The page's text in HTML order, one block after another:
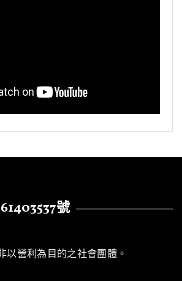
號
以營利為目的之社會團體。